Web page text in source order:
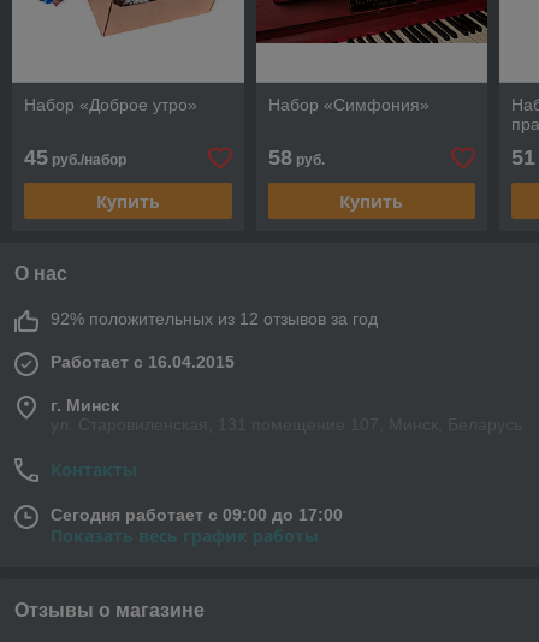
Набор «Доброе утро»
45 руб./набор
Купить
Набор «Симфония»
58руб.
Купить
51
О нас
92% положительных из 12 отзывов за год
Работает с 16.04.2015
г. Минск
Контакты
Сегодня работает с 09:00 до 17:00
Показать весь график работы
Отзывы о магазине